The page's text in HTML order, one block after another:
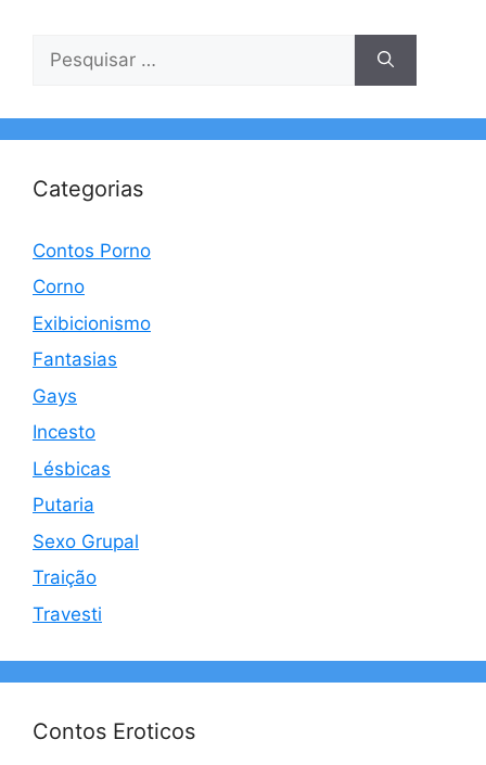
por:
Categorias
Contos Porno
Corno
Exibicionismo
Fantasias
Gays
Incesto
Lésbicas
Putaria
Sexo Grupal
Traição
Travesti
Contos Eroticos